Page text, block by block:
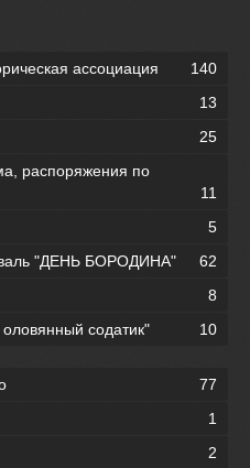
ассоциация
140
13
25
распоряжения по
11
5
"ДЕНЬ БОРОДИНА"
62
8
содатик"
10
77
1
2